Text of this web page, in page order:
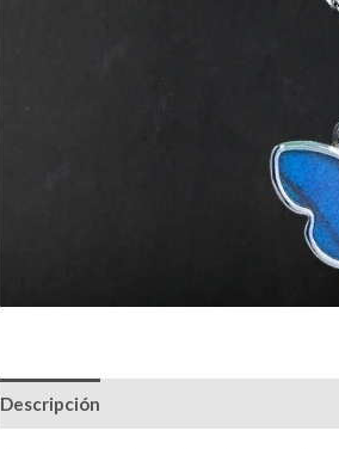
Descripción